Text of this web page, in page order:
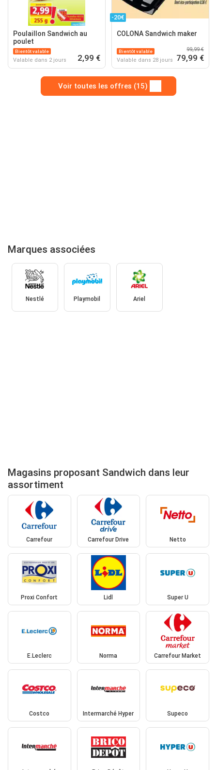
Poulaillon Sandwich au
poulet
Bientôt valable
Valable dans 2 jours 2,99 €
-20€
COLONA Sandwich maker
Bientôt valable
Valable dans 28 jours
99,99 €
79,99 €
Voir toutes les offres (15)
Marques associées
Nestlé Playmobil Ariel
Magasins proposant Sandwich dans leur
assortiment
Carrefour Carrefour Drive Netto
Proxi Confort Lidl Super U
E.Leclerc Norma Carrefour Market
Costco Intermarché Hyper Supeco